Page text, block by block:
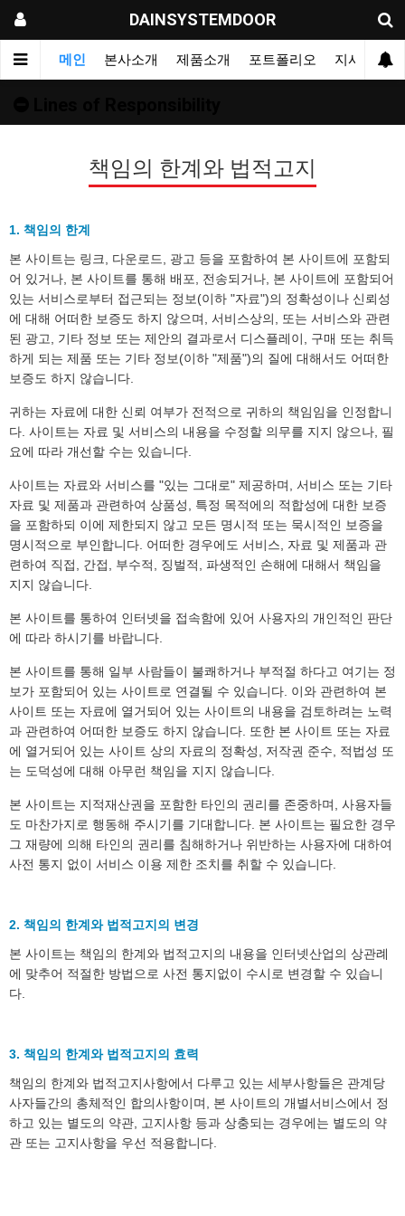
DAINSYSTEMDOOR
메인 본사소개 제품소개 포트폴리오 지사&대리
책임의 한계와 법적고지
1. 책임의 한계
본 사이트는 링크, 다운로드, 광고 등을 포함하여 본 사이트에 포함되
어 있거나, 본 사이트를 통해 배포, 전송되거나, 본 사이트에 포함되어
있는 서비스로부터 접근되는 정보(이하 "자료")의 정확성이나 신뢰성
에 대해 어떠한 보증도 하지 않으며, 서비스상의, 또는 서비스와 관련
된 광고, 기타 정보 또는 제안의 결과로서 디스플레이, 구매 또는 취득
하게 되는 제품 또는 기타 정보(이하 "제품")의 질에 대해서도 어떠한
보증도 하지 않습니다.
귀하는 자료에 대한 신뢰 여부가 전적으로 귀하의 책임임을 인정합니
다. 사이트는 자료 및 서비스의 내용을 수정할 의무를 지지 않으나, 필
요에 따라 개선할 수는 있습니다.
사이트는 자료와 서비스를 "있는 그대로" 제공하며, 서비스 또는 기타
자료 및 제품과 관련하여 상품성, 특정 목적에의 적합성에 대한 보증
을 포함하되 이에 제한되지 않고 모든 명시적 또는 묵시적인 보증을
명시적으로 부인합니다. 어떠한 경우에도 서비스, 자료 및 제품과 관
련하여 직접, 간접, 부수적, 징벌적, 파생적인 손해에 대해서 책임을
지지 않습니다.
본 사이트를 통하여 인터넷을 접속함에 있어 사용자의 개인적인 판단
에 따라 하시기를 바랍니다.
본 사이트를 통해 일부 사람들이 불쾌하거나 부적절 하다고 여기는 정
보가 포함되어 있는 사이트로 연결될 수 있습니다. 이와 관련하여 본
사이트 또는 자료에 열거되어 있는 사이트의 내용을 검토하려는 노력
과 관련하여 어떠한 보증도 하지 않습니다. 또한 본 사이트 또는 자료
에 열거되어 있는 사이트 상의 자료의 정확성, 저작권 준수, 적법성 또
는 도덕성에 대해 아무런 책임을 지지 않습니다.
본 사이트는 지적재산권을 포함한 타인의 권리를 존중하며, 사용자들
도 마찬가지로 행동해 주시기를 기대합니다. 본 사이트는 필요한 경우
그 재량에 의해 타인의 권리를 침해하거나 위반하는 사용자에 대하여
사전 통지 없이 서비스 이용 제한 조치를 취할 수 있습니다.
2. 책임의 한계와 법적고지의 변경
본 사이트는 책임의 한계와 법적고지의 내용을 인터넷산업의 상관례
에 맞추어 적절한 방법으로 사전 통지없이 수시로 변경할 수 있습니
다.
3. 책임의 한계와 법적고지의 효력
책임의 한계와 법적고지사항에서 다루고 있는 세부사항들은 관계당
사자들간의 총체적인 합의사항이며, 본 사이트의 개별서비스에서 정
하고 있는 별도의 약관, 고지사항 등과 상충되는 경우에는 별도의 약
관 또는 고지사항을 우선 적용합니다.